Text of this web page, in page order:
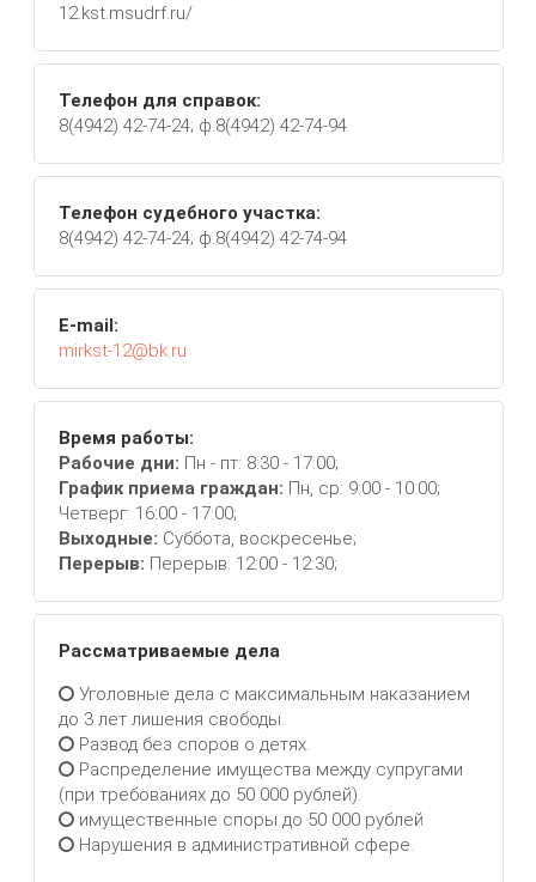
12.kst.msudrf.ru/
Телефон для справок:
8(4942) 42-74-24; ф.8(4942) 42-74-94
Телефон судебного участка:
8(4942) 42-74-24; ф.8(4942) 42-74-94
E-mail:
mirkst-12@bk.ru
Время работы:
Рабочие дни: Пн - пт: 8:30 - 17:00;
График приема граждан: Пн, ср: 9:00 - 10:00;
Четверг: 16:00 - 17:00;
Выходные: Суббота, воскресенье;
Перерыв: Перерыв: 12:00 - 12:30;
Рассматриваемые дела
Уголовные дела с максимальным наказанием
до 3 лет лишения свободы.
Развод без споров о детях.
Распределение имущества между супругами
(при требованиях до 50 000 рублей).
имущественные споры до 50 000 рублей
Нарушения в административной сфере.